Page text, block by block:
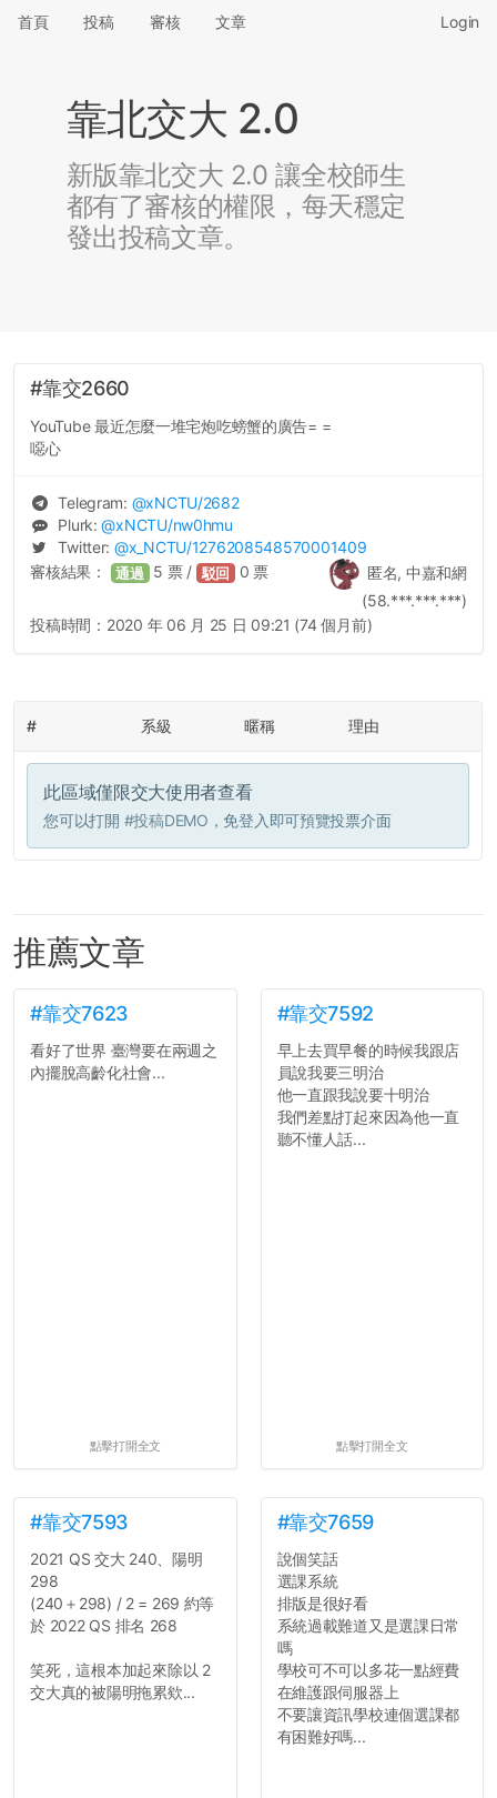
首頁 投稿 審核 文章 Login
靠北交大 2.0
新版靠北交大 2.0 讓全校師生
都有了審核的權限，每天穩定
發出投稿文章。
#靠交2660
YouTube 最近怎麼一堆宅炮吃螃蟹的廣告= =
噁心
Telegram: @xNCTU/2682
Plurk:@xNCTU/nw0hmu
Twitter: @x_NCTU/1276208548570001409
匿名, 中嘉和網
(58.***.***.***)
審核結果： 通過 5 票 / 駁回 0 票
投稿時間： 2020 年 06 月 25 日 09:21 (74 個月前)
# 系級 暱稱 理由
此區域僅限交大使用者查看
您可以打開 #投稿DEMO ，免登入即可預覽投票介面
推薦文章
#靠交7623
看好了世界 臺灣要在兩週之
內擺脫高齡化社會...
點擊打開全文
#靠交7592
早上去買早餐的時候我跟店
員說我要三明治
他一直跟我說要十明治
我們差點打起來因為他一直
聽不懂人話...
點擊打開全文
#靠交7593
2021 QS 交大 240、陽明
298
(240＋298) / 2 = 269 約等
於 2022 QS 排名 268
笑死，這根本加起來除以 2
交大真的被陽明拖累欸...
#靠交7659
說個笑話
選課系統
排版是很好看
系統過載難道又是選課日常
嗎
學校可不可以多花一點經費
在維護跟伺服器上
不要讓資訊學校連個選課都
有困難好嗎...